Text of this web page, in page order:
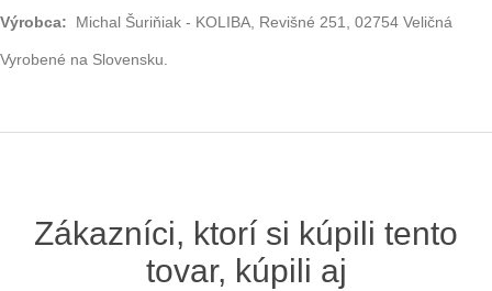
Výrobca: Michal Šuriňiak - KOLIBA, Revišné 251, 02754 Veličná
Vyrobené na Slovensku.
Zákazníci, ktorí si kúpili tento
tovar, kúpili aj